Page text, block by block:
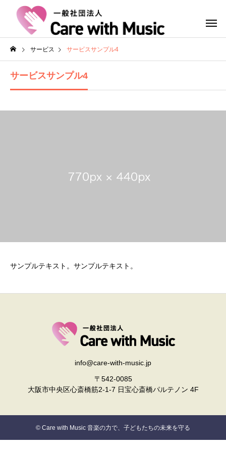
サービス サービスサンプル4
サービスサンプル4
サンプルテキスト。サンプルテキスト。
info@care-with-music.jp
〒542-0085
大阪市中央区心斎橋筋2-1-7 日宝心斎橋パルテノン 4F
© Care with Music 音楽の力で、子どもたちの未来を守る